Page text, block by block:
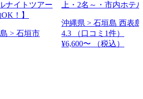
ナイトツアー
！】
> 石垣市
上・2名～・市内ホテ
沖縄県 > 石垣島 西表
4.3
（口コミ1件）
¥6,600〜
（税込）